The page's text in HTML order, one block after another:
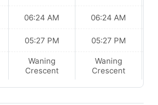
06:24 AM
05:27 PM
Waning
Crescent
06:24 AM
05:27 PM
Waning
Crescent